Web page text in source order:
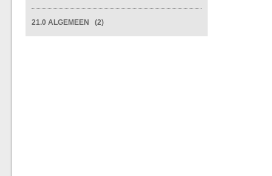
21.0 ALGEMEEN (2)